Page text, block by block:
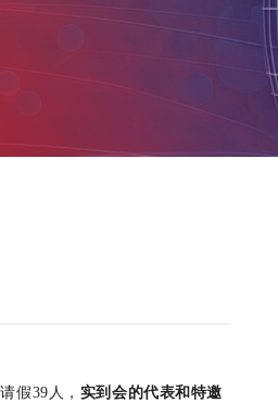
假39人， 实到会的代表和特邀